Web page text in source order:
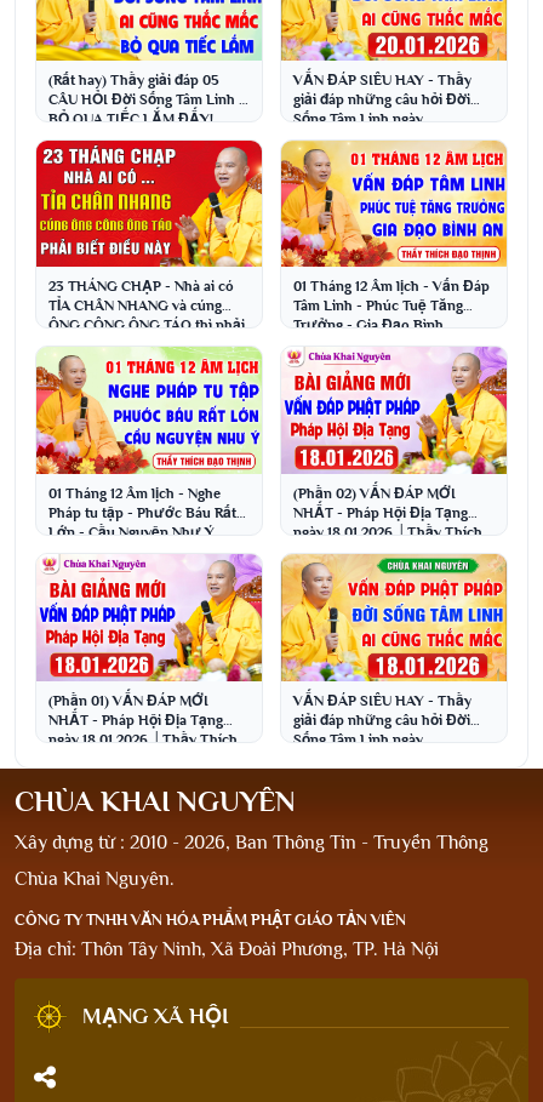
(Rất hay) Thầy giải đáp 05
CÂU HỎI Đời Sống Tâm Linh -
BỎ QUA TIẾC LẮM ĐẤY!
│Thầy Thích Đạo Thịnh
VẤN ĐÁP SIÊU HAY - Thầy
giải đáp những câu hỏi Đời
Sống Tâm Linh ngày
19.1.2026│Thầy Thích Đạo
Thịnh
23 THÁNG CHẠP - Nhà ai có
TỈA CHÂN NHANG và cúng
ÔNG CÔNG ÔNG TÁO thì phải
biết điều này !
01 Tháng 12 Âm lịch - Vấn Đáp
Tâm Linh - Phúc Tuệ Tăng
Trưởng - Gia Đạo Bình
An│Thầy Thích Đạo Thịnh
01 Tháng 12 Âm lịch - Nghe
Pháp tu tập - Phước Báu Rất
Lớn - Cầu Nguyện Như Ý
│Thầy Thích Đạo Thịnh
(Phần 02) VẤN ĐÁP MỚI
NHẤT - Pháp Hội Địa Tạng
ngày 18.01.2026 │Thầy Thích
Đạo Thịnh
(Phần 01) VẤN ĐÁP MỚI
NHẤT - Pháp Hội Địa Tạng
ngày 18.01.2026 │Thầy Thích
VẤN ĐÁP SIÊU HAY - Thầy
giải đáp những câu hỏi Đời
Sống Tâm Linh ngày
CHÙA KHAI NGUYÊN
Xây dựng từ : 2010 - 2026, Ban Thông Tin - Truyền Thông
Chùa Khai Nguyên.
CÔNG TY TNHH VĂN HÓA PHẨM PHẬT GIÁO TẢN VIÊN
Địa chỉ: Thôn Tây Ninh, Xã Đoài Phương, TP. Hà Nội
MẠNG XÃ HỘI